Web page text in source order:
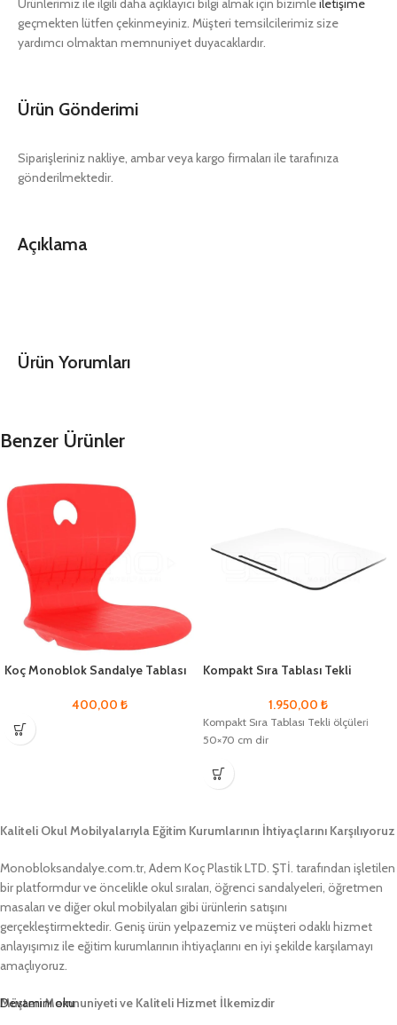
Ürünlerimiz ile ilgili daha açıklayıcı bilgi almak için bizimleiletişime
geçmekten lütfen çekinmeyiniz. Müşteri temsilcilerimiz size
yardımcı olmaktan memnuniyet duyacaklardır.
Ürün Gönderimi
Siparişleriniz nakliye, ambar veya kargo firmaları ile tarafınıza
gönderilmektedir.
Açıklama
Ürün Yorumları
Benzer Ürünler
Koç Monoblok Sandalye Tablası
400,00 ₺
Kompakt Sıra Tablası Tekli
1.950,00 ₺
Kompakt Sıra Tablası Tekli ölçüleri
50×70 cm dir
Kaliteli Okul Mobilyalarıyla Eğitim Kurumlarının İhtiyaçlarını Karşılıyoruz
Monobloksandalye.com.tr, Adem Koç Plastik LTD. ŞTİ. tarafından işletilen
bir platformdur ve öncelikle okul sıraları, öğrenci sandalyeleri, öğretmen
masaları ve diğer okul mobilyaları gibi ürünlerin satışını
gerçekleştirmektedir. Geniş ürün yelpazemiz ve müşteri odaklı hizmet
anlayışımız ile eğitim kurumlarının ihtiyaçlarını en iyi şekilde karşılamayı
amaçlıyoruz.
Müşteri Memnuniyeti ve Kaliteli Hizmet İlkemizdir
Devamını oku